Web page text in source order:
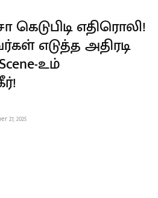
கெடுபிடி எதிரொலி!
எடுத்த அதிரடி
உம்
27, 2025